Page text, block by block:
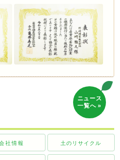
ニュース
一覧へ »
社情報 土のリサイクル